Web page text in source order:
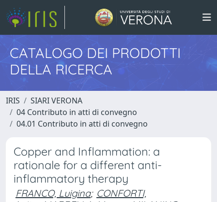
CATALOGO DEI PRODOTTI
DELLA RICERCA
IRIS
SIARI VERONA
04 Contributo in atti di convegno
04.01 Contributo in atti di convegno
Copper and Inflammation: a
rationale for a different anti-
inflammatory therapy
FRANCO, Luigina; CONFORTI,